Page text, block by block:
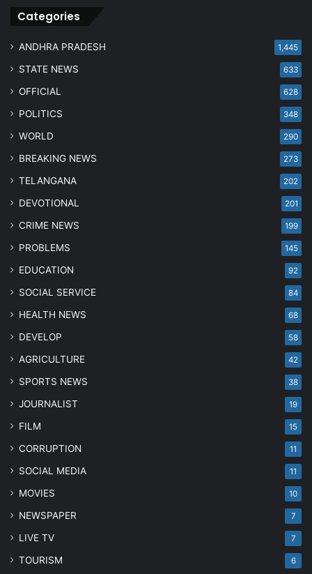
Categories
ANDHRA PRADESH 1,445
STATE NEWS 633
OFFICIAL 628
POLITICS 348
WORLD 290
BREAKING NEWS 273
TELANGANA 202
DEVOTIONAL 201
CRIME NEWS 199
PROBLEMS 145
EDUCATION 92
SOCIAL SERVICE 84
HEALTH NEWS 68
DEVELOP 58
AGRICULTURE 42
SPORTS NEWS 38
JOURNALIST 19
FILM 15
CORRUPTION 11
SOCIAL MEDIA 11
MOVIES 10
NEWSPAPER 7
LIVE TV 7
TOURISM 6